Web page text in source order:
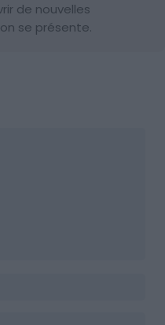
de nouvelles
se présente.